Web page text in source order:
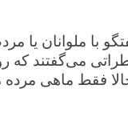
با ملوانان یا
فقط ماهی مرده